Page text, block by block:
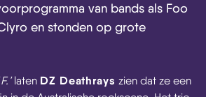
van bands als Foo
en stonden op grote
laten DZ Deathrays zien dat ze een